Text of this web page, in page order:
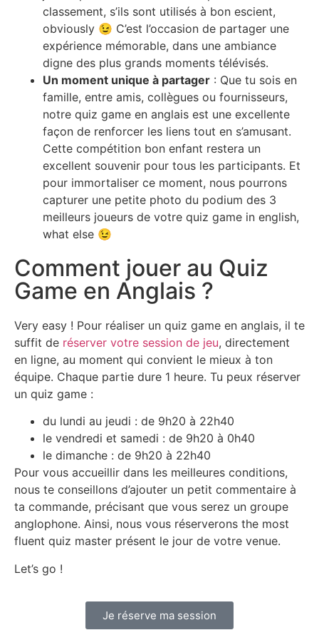
classement, s’ils sont utilisés à bon escient,
obviously 😉 C’est l’occasion de partager une
expérience mémorable, dans une ambiance
digne des plus grands moments télévisés.
Un moment unique à partager : Que tu sois en
famille, entre amis, collègues ou fournisseurs,
notre quiz game en anglais est une excellente
façon de renforcer les liens tout en s’amusant.
Cette compétition bon enfant restera un
excellent souvenir pour tous les participants. Et
pour immortaliser ce moment, nous pourrons
capturer une petite photo du podium des 3
meilleurs joueurs de votre quiz game in english,
what else 😉
Comment jouer au Quiz
Game en Anglais ?
Very easy ! Pour réaliser un quiz game en anglais, il te
suffit de réserver votre session de jeu, directement
en ligne, au moment qui convient le mieux à ton
équipe. Chaque partie dure 1 heure. Tu peux réserver
un quiz game :
du lundi au jeudi : de 9h20 à 22h40
le vendredi et samedi : de 9h20 à 0h40
le dimanche : de 9h20 à 22h40
Pour vous accueillir dans les meilleures conditions,
nous te conseillons d’ajouter un petit commentaire à
ta commande, précisant que vous serez un groupe
anglophone. Ainsi, nous vous réserverons the most
fluent quiz master présent le jour de votre venue.
Let’s go !
Je réserve ma session